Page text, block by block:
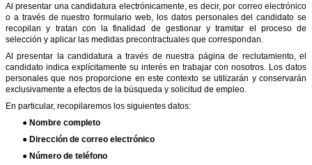
Al presentar una candidatura electrónicamente, es decir, por correo electrónico
o a través de nuestro formulario web, los datos personales del candidato se
recopilan y tratan con la finalidad de gestionar y tramitar el proceso de
selección y aplicar las medidas precontractuales que correspondan.
Al presentar la candidatura a través de nuestra página de reclutamiento, el
candidato indica explícitamente su interés en trabajar con nosotros. Los datos
personales que nos proporcione en este contexto se utilizarán y conservarán
exclusivamente a efectos de la búsqueda y solicitud de empleo.
En particular, recopilaremos los siguientes datos:
● Nombre completo
● Dirección de correo electrónico
● Número de teléfono